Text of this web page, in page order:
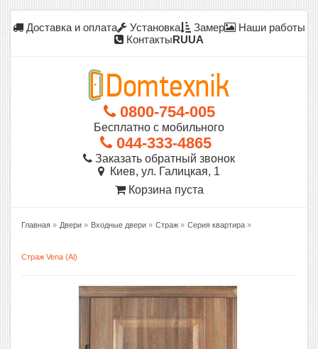
Доставка и оплата Установка Замер
Наши работы
КонтактыRUUA
0800-754-005
Бесплатно с мобильного
044-333-4865
Заказать обратный звонок
Киев, ул. Галицкая, 1
Корзина пуста
Главная » Двери » Входные двери » Страж » Серия квартира »
Страж Vena (Al)